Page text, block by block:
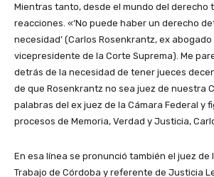
Mientras tanto, desde el mundo del derecho
reacciones. «‘No puede haber un derecho
necesidad’ (Carlos Rosenkrantz, ex
vicepresidente de la Corte Suprema). Me
detrás de la necesidad de tener jueces
de que Rosenkrantz no sea juez de nuestra
palabras del ex juez de la Cámara Federal y
procesos de Memoria, Verdad y Justicia,
En esa línea se pronunció también el juez de
Trabajo de Córdoba y referente de Justicia